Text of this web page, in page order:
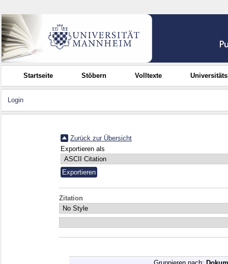
Startseite Stöbern Volltexte
Login
Zurück zur Übersicht
Exportieren als
Zitation